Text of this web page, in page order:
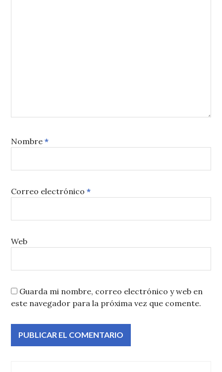
Nombre*
Correo electrónico*
Web
Guarda mi nombre, correo electrónico y web en
este navegador para la próxima vez que comente.